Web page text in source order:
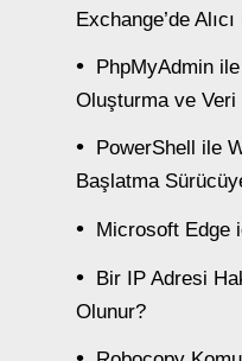
Exchange’de
PhpMyAdmin
Oluşturma ve Veri
PowerShell ile
Başlatma
Microsoft Edge
Bir IP Adresi
Olunur?